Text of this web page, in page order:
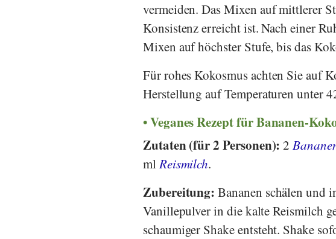
vermeiden. Das Mixen auf mittlerer
Konsistenz erreicht ist. Nach einer
Mixen auf höchster Stufe, bis das
Für rohes Kokosmus achten Sie auf
Herstellung auf Temperaturen unter
Veganes Rezept für Bananen-
Zutaten (für 2 Personen):2
ml Reismilch.
Zubereitung:Bananen schälen und
Vanillepulver in die kalte Reismilch
schaumiger Shake entsteht. Shake